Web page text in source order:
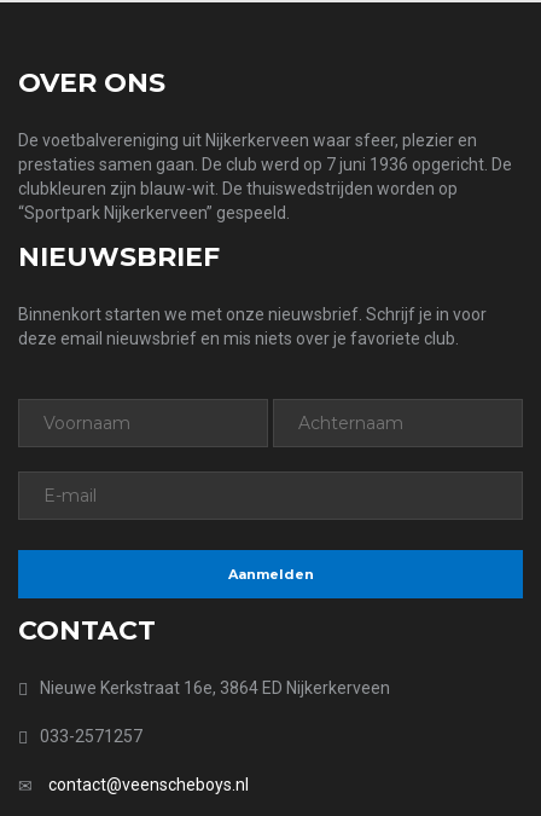
OVER ONS
De voetbalvereniging uit Nijkerkerveen waar sfeer, plezier en
prestaties samen gaan. De club werd op 7 juni 1936 opgericht. De
clubkleuren zijn blauw-wit. De thuiswedstrijden worden op
“Sportpark Nijkerkerveen” gespeeld.
NIEUWSBRIEF
Binnenkort starten we met onze nieuwsbrief. Schrijf je in voor
deze email nieuwsbrief en mis niets over je favoriete club.
CONTACT
Nieuwe Kerkstraat 16e, 3864 ED Nijkerkerveen
033-2571257
contact@veenscheboys.nl